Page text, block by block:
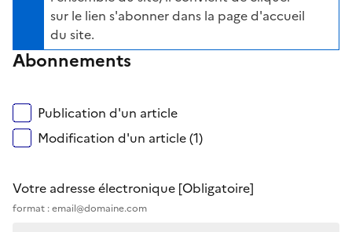
sur le lien s'abonner dans la page d'accueil
du site.
Abonnements
Publication d'un article
Modification d'un article (1)
Votre adresse électronique [Obligatoire]
format : email@domaine.com